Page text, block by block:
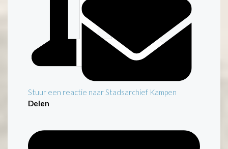
Stuur een reactie naar Stadsarchief Kampen
Delen